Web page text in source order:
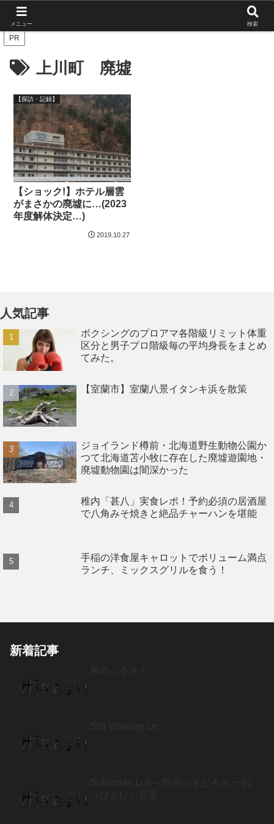
PR
上川町 廃墟
【探訪・記録】
【ショック!】ホテル層雲
がまさかの廃墟に…(2023
年度解体決定…)
2019.10.27
人気記事
ボクシングのプロアマ各階級リミット体重
区分と男子プロ階級毎の平均身長をまとめ
てみた。
【室蘭市】室蘭八景イタンキ浜を散策
ジョイランド樽前・北海道野生動物公園か
つて北海道苫小牧に存在した廃墟遊園地・
廃墟動物園は闇深かった
稚内「甚八」実食レポ！予約必須の居酒屋
で八角みそ焼きと絶品チャーハンを堪能
手稲の洋食屋キャロットでボリューム満点
ランチ、ミックスグリルを食う！
新着記事
メニュー 検索